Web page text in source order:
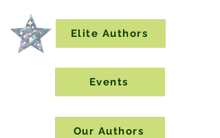
Elite Authors
Events
Our Authors